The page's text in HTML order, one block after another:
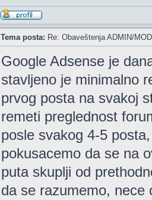
Tema posta: Re: Obaveštenja ADMIN/
Google Adsense je
stavljeno je minimalno
prvog posta na svakoj
remeti preglednost
posle svakog 4-5
pokusacemo da se na
puta skuplji od
da se razumemo, nece